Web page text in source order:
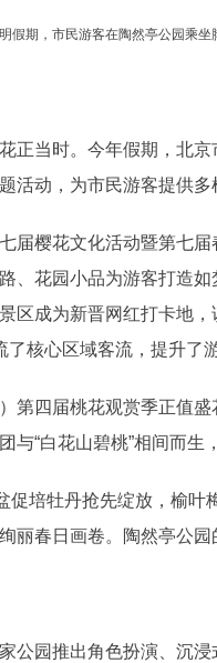
假期，市民游客在陶然亭公园乘坐
当时。今年假期，北京
活动，为市民游客提供多
樱花文化活动暨第七届
、花园小品为游客打造
区成为新晋网红打卡地
核心区域客流，提升了
四届桃花观赏季正值盛
与“白花山碧桃”相间而
培牡丹抢先绽放，榆叶
丽春日画卷。陶然亭公
园推出角色扮演、沉浸